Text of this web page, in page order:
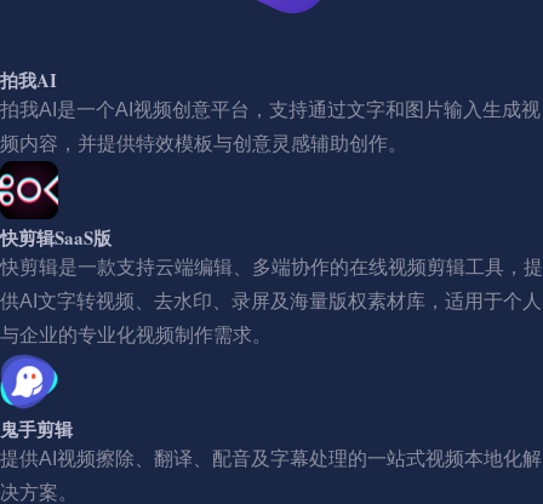
拍我AI
拍我AI是一个AI视频创意平台，支持通过文字和图片输入生成视
频内容，并提供特效模板与创意灵感辅助创作。
快剪辑SaaS版
快剪辑是一款支持云端编辑、多端协作的在线视频剪辑工具，提
供AI文字转视频、去水印、录屏及海量版权素材库，适用于个人
与企业的专业化视频制作需求。
鬼手剪辑
提供AI视频擦除、翻译、配音及字幕处理的一站式视频本地化解
决方案。